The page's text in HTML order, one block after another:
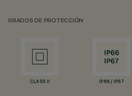
GRADOS DE PROTECCIÓN
CLASS II IP66 / IP67